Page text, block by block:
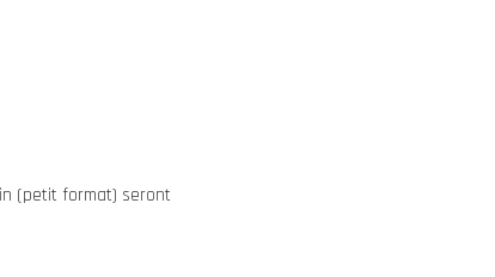
(petit format) seront